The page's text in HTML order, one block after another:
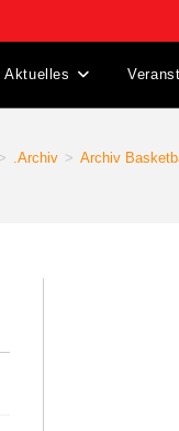
Aktuelles
.Archiv > Archiv